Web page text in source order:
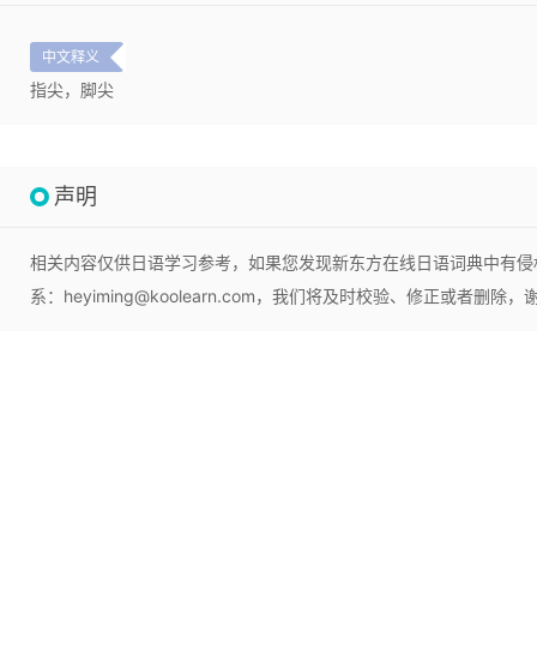
中文释义
指尖，脚尖
声明
相关内容仅供日语学习参考，如果您发现新东方在线日语词典中有
系：heyiming@koolearn.com，我们将及时校验、修正或者删除，